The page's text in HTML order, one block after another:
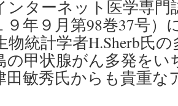
ンターネット医学専門
９年９月第98巻37号
物統計学者H.Sherb氏
の甲状腺がん多発をい
田敏秀氏からも貴重